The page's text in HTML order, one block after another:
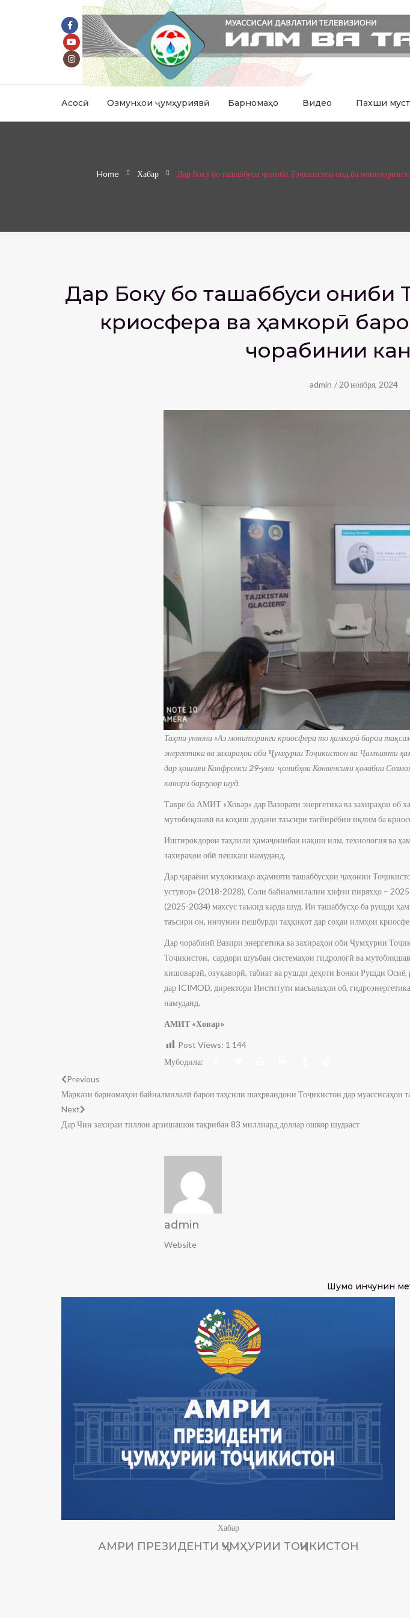
Асосӣ Озмунҳои ҷумҳуриявӣ Барномаҳо Видео Пахши
Home Хабар Дар Боку бо ташаббуси ҷониби Тоҷикистон оид ба
Дар Боку бо ташаббуси ҷониби
криосфера ва ҳамкорӣ
чорабинии
admin / 20 ноября, 2024
Таҳти унвони «Аз мониторинги криосфера то ҳамкорӣ барои
энергетика ва захираҳои оби Ҷумҳурии Тоҷикистон ва Ҷамъияти
дар ҳошияи Конфронси 29-уми ҷонибҳои Конвенсияи қолабии
канорӣ баргузор шуд.
Тавре ба АМИТ «Ховар» дар Вазорати энергетика ва захираҳои об
мутобиқшавӣ ва коҳиш додани таъсири тағйирёбии иқлим ба
Иштирокдорон таҳлили ҳамаҷонибаи нақши илм, технология ва
захираҳои обӣ пешкаш намуданд.
Дар ҷараёни муҳокимаҳо аҳамияти ташаббусҳои ҷаҳонии
устувор» (2018-2028), Соли байналмилалии ҳифзи пиряхҳо –
(2025-2034) махсус таъкид карда шуд. Ин ташаббусҳо ба рушди
таъсири он, инчунин пешбурди таҳқиқот дар соҳаи илмҳои
Дар чорабинӣ Вазири энергетика ва захираҳои оби Ҷумҳурии
Тоҷикистон, сардори шуъбаи системаҳои гидрологӣ ва
кишоварзӣ, озуқаворӣ, табиат ва рушди деҳоти Бонки Рушди Осиё,
дар ICIMOD, директори Институти масъалаҳои об,
намуданд.
АМИТ «Ховар»
Post Views: 1 144
Мубодила:
Previous
Маркази барномаҳои байналмилалӣ барои таҳсили шаҳрвандони Тоҷикистон дар муассисаҳои
Next
Дар Чин захираи тиллои арзишашон тақрибан 83 миллиард доллар ошкор шудааст
admin
Website
Шумо инчунин
Хабар
АМРИ ПРЕЗИДЕНТИ ҶУМҲУРИИ ТОҶИКИСТОН